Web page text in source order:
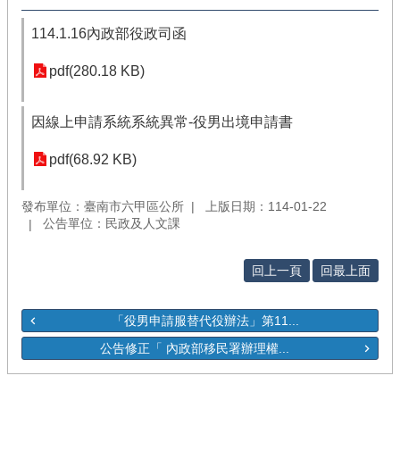
114.1.16內政部役政司函
pdf(280.18 KB)
因線上申請系統系統異常-役男出境申請書
pdf(68.92 KB)
發布單位：臺南市六甲區公所
上版日期：114-01-22
公告單位：民政及人文課
回上一頁 回最上面
「役男申請服替代役辦法」第11...
公告修正「 內政部移民署辦理權...